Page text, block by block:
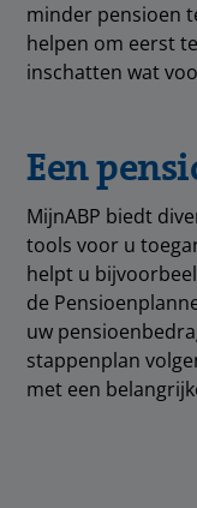
minder pensioen
helpen om eerst
inschatten wat
Een
MijnABP biedt
tools voor u
helpt u
de
uw
stappenplan
met een